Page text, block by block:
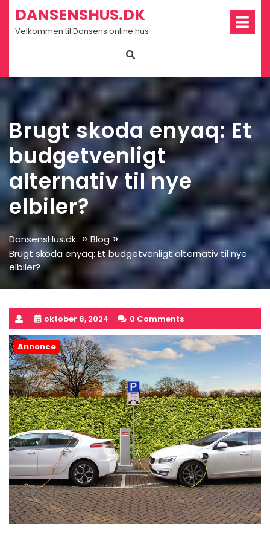
Skip
content
DANSENSHUS.DK
Velkommen til Dansens online hus
Brugt skoda enyaq: Et
budgetvenligt
alternativ til nye
elbiler?
DansensHus.dk » Blog»
Brugt skoda enyaq: Et budgetvenligt alternativ til nye
elbiler?
oktober 8, 2024 0 Comments
Annonce